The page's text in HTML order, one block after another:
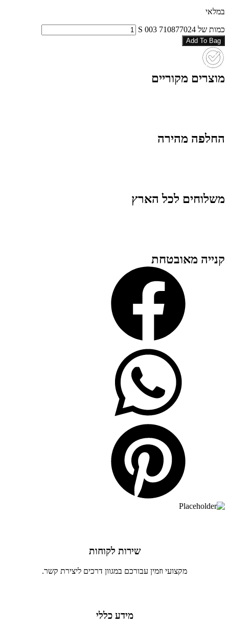
במלאי
כמות של 710877024 003 S
Add To Bag
מוצרים מקוריים
החלפה מהירה
משלוחים לכל הארץ
קנייה מאובטחת
שירות לקוחות
מקצועי וזמין עבורכם במגוון דרכים ליצירת קשר.
מידע כללי